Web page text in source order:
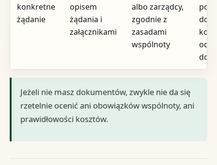
konkretne
żądanie
opisem
żądania i
załącznikami
albo zarządcy,
zgodnie z
zasadami
wspólnoty
po
od
Jeżeli nie masz dokumentów, zwykle nie da się
rzetelnie ocenić ani obowiązków wspólnoty, ani
prawidłowości kosztów.